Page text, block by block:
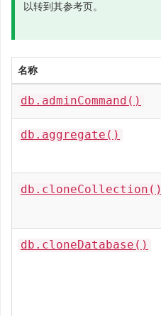
以转到其参考页。
名称
db.adminCommand()
db.aggregate()
db.cloneCollection()
db.cloneDatabase()